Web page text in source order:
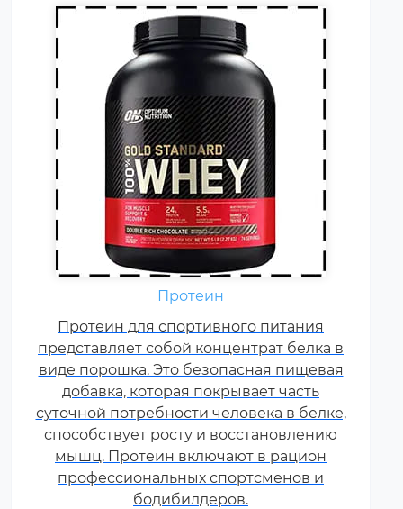
Протеин
Протеин для спортивного питания
представляет собой концентрат белка в
виде порошка. Это безопасная пищевая
добавка, которая покрывает часть
суточной потребности человека в белке,
способствует росту и восстановлению
мышц. Протеин включают в рацион
профессиональных спортсменов и
бодибилдеров.
незаменимые органические
соединения, которые обычно
поступают в организм с
белковой пищей.
Несбалансированное питание,
повышенные спортивные
нагрузки и стресс приводят к
дефициту аминокислот. Чтобы
восполнить его, можно
принимать специальные